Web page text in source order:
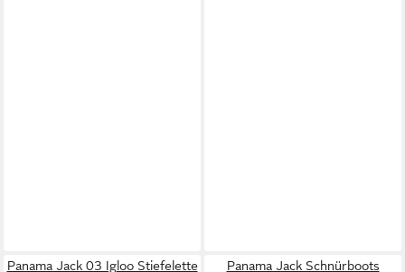
Panama Jack 03 Igloo Stiefelette
Panama Jack Schnürboots